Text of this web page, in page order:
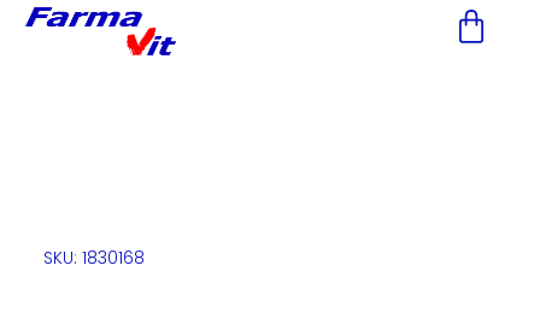
Nota:
accesibilidad.
SKU: 1830168